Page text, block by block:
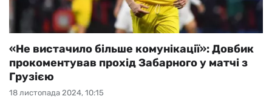
18 листопада 2024, 10:15
«Не вистачило більше комунікації»: Довбик
прокоментував прохід Забарного у матчі з
Грузією